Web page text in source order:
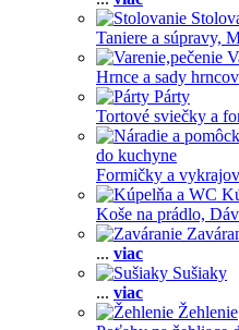
Taniere a súpravy,
Hrnce a sady
Párty
Tortové sviečky a
do kuchyne
Formičky a
Koše na prádlo,
... viac
Sušiaky
... viac
Žehlenie